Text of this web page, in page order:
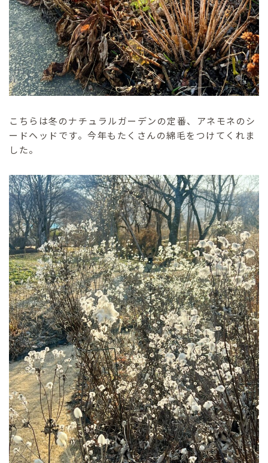
こちらは冬のナチュラルガーデンの定番、アネモネのシ
ードヘッドです。今年もたくさんの綿毛をつけてくれま
した。